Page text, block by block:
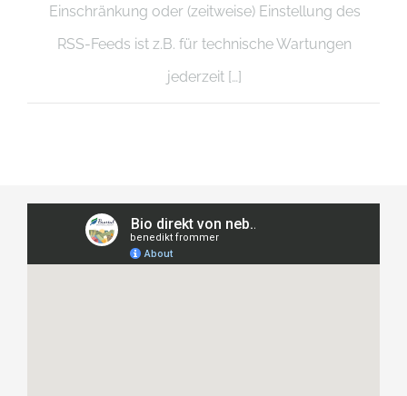
Einschränkung oder (zeitweise) Einstellung des
RSS-Feeds ist z.B. für technische Wartungen
jederzeit […]